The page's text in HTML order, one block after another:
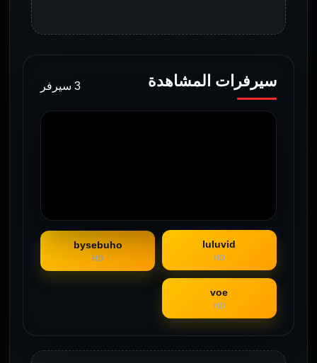
سيرفرات المشاهدة 3 سيرفر
luluvid
HD
bysebuho
HD
voe
HD